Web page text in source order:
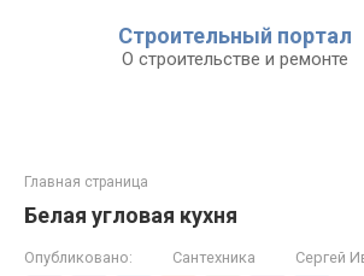
Строительный портал
О строительстве и ремонте
Главная страница
Белая угловая кухня
Опубликовано: Сантехника Сергей